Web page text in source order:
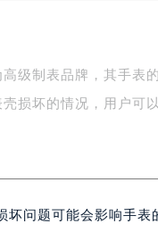
级制表品牌，其手表
壳损坏的情况，用户可
问题可能会影响手